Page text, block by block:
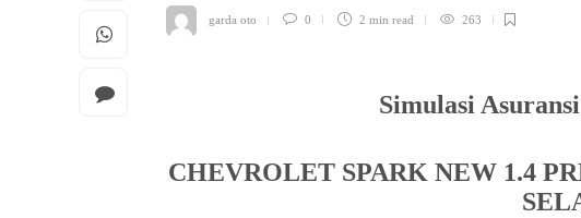
garda oto 0 2 min read 263
Simulasi
CHEVROLET SPARK NEW 1.4